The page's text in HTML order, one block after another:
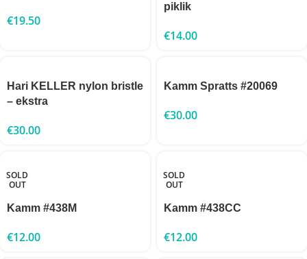
€19.50
piklik
€14.00
Hari KELLER nylon bristle
– ekstra
€30.00
Kamm Spratts #20069
€30.00
SOLD
OUT
Kamm #438M
€12.00
SOLD
OUT
Kamm #438CC
€12.00